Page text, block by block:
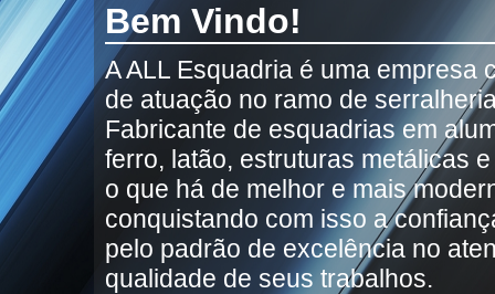
Bem Vindo!
A ALL Esquadria é uma empresa
de atuação no ramo de
Fabricante de esquadrias em
ferro, latão, estruturas metálicas
o que há de melhor e mais
conquistando com isso a
pelo padrão de excelência no
qualidade de seus trabalhos.